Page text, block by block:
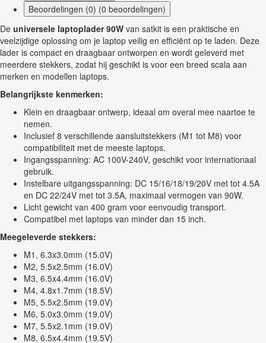
Beoordelingen (0) (0 beoordelingen)
De universele laptoplader 90W van satkit is een praktische en
veelzijdige oplossing om je laptop veilig en efficiënt op te laden. Deze
lader is compact en draagbaar ontworpen en wordt geleverd met
meerdere stekkers, zodat hij geschikt is voor een breed scala aan
merken en modellen laptops.
Belangrijkste kenmerken:
Klein en draagbaar ontwerp, ideaal om overal mee naartoe te
nemen.
Inclusief 8 verschillende aansluitstekkers (M1 tot M8) voor
compatibiliteit met de meeste laptops.
Ingangsspanning: AC 100V-240V, geschikt voor internationaal
gebruik.
Instelbare uitgangsspanning: DC 15/16/18/19/20V met tot 4.5A
en DC 22/24V met tot 3.5A, maximaal vermogen van 90W.
Licht gewicht van 400 gram voor eenvoudig transport.
Compatibel met laptops van minder dan 15 inch.
Meegeleverde stekkers:
M1, 6.3x3.0mm (15.0V)
M2, 5.5x2.5mm (16.0V)
M3, 6.5x4.4mm (16.0V)
M4, 4.8x1.7mm (18.5V)
M5, 5.5x2.5mm (19.0V)
M6, 5.0x3.0mm (19.0V)
M7, 5.5x2.1mm (19.0V)
M8, 6.5x4.4mm (19.5V)